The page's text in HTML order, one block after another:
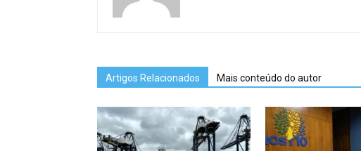
Artigos Relacionados Mais conteúdo do autor